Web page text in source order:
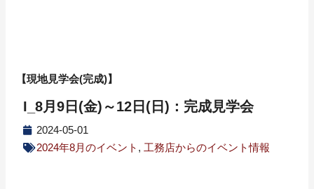
【現地見学会(完成)】
I_8月9日(金)～12日(日)：完成見学会
2024-05-01
2024年8月のイベント , 工務店からのイベント情報